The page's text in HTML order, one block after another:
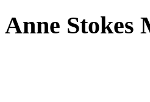
Anne Stokes